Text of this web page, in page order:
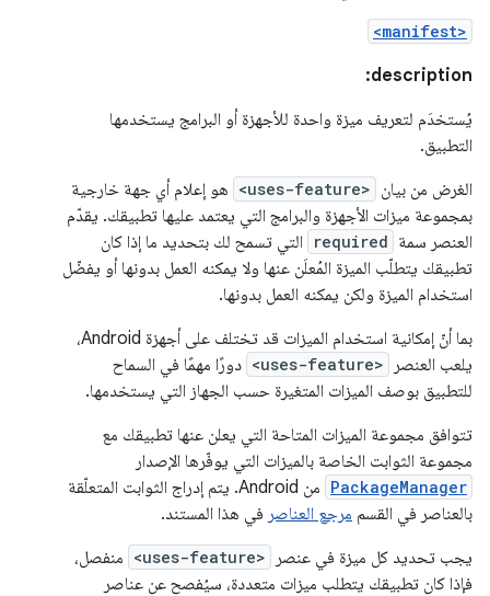
<manifest>
description:
يُستخدَم لتعريف ميزة واحدة للأجهزة أو البرامج يستخدمها
التطبيق.
الغرض من بيان <uses-feature> هو إعلام أي جهة خارجية
بمجموعة ميزات الأجهزة والبرامج التي يعتمد عليها تطبيقك. يقدّم
العنصر سمة required
التي تسمح لك بتحديد ما إذا كان
تطبيقك يتطلّب الميزة المُعلَن عنها ولا يمكنه العمل بدونها أو يفضّل
استخدام الميزة ولكن يمكنه العمل بدونها.
بما أنّ إمكانية استخدام الميزات قد تختلف على أجهزة Android،
يلعب العنصر
<uses-feature> دورًا مهمًا في السماح
للتطبيق بوصف الميزات المتغيرة حسب الجهاز التي يستخدمها.
تتوافق مجموعة الميزات المتاحة التي يعلن عنها تطبيقك مع
مجموعة الثوابت الخاصة بالميزات التي يوفّرها الإصدار
PackageManager
من Android. يتم إدراج الثوابت المتعلّقة
بالعناصر في القسم مرجع العناصر في هذا المستند.
يجب تحديد كل ميزة في عنصر
<uses-feature> منفصل،
فإذا كان تطبيقك يتطلب ميزات متعددة، سيُفصح عن عناصر